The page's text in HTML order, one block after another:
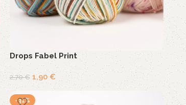
Drops Fabel Print
2,70€ 1,90 €
-31%